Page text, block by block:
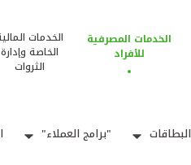
الخدمات المصرفية
للأفراد
الخدمات
الخاصة وإدارة
الثروات
البطاقات "برامج العملاء"